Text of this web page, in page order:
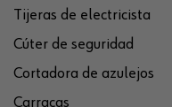
Tijeras de electricista
Cúter de seguridad
Cortadora de azulejos
Carracas